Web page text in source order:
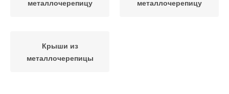
металлочерепицу
металлочерепицу
Крыши из
металлочерепицы